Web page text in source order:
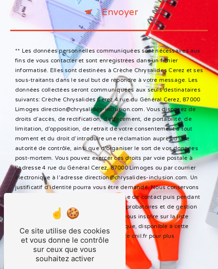
Envoyer
** Les données personnelles communiquées sont nécessaires aux
fins de vous contacter et sont enregistrées dans un fichier
informatisé. Elles sont destinées à Crèche Chrysalides Cerez et ses
sous-traitants dans le seul but de répondre à votre message. Les
données collectées seront communiquées aux seuls destinataires
suivants: Crèche Chrysalides Cerez 4 rue du Général Cerez, 87000
Limoges direction@chrysalides-inclusion.com. Vous disposez de
droits d’accès, de rectification, d’effacement, de portabilité, de
limitation, d’opposition, de retrait de votre consentement à tout
moment et du droit d’introduire une réclamation auprès d’une
autorité de contrôle, ainsi que d’organiser le sort de vos données
post-mortem. Vous pouvez exercer ces droits par voie postale à
l'adresse 4 rue du Général Cerez, 87000 Limoges ou par courrier
électronique à l'adresse direction@chrysalides-inclusion.com. Un
justificatif d'identité pourra vous être demandé. Nous conservons
vos données pendant la période de prise de contact puis pendant
la durée de prescription légale aux fins probatoires et de gestion
des contentieux. Vous avez le droit de vous inscrire sur la liste
d'opposition au démarchage téléphonique, disponible à cette
adresse: Bloctel.gouv.fr
. Consultez le site cnil.fr pour plus
Ce site utilise des cookies
et vous donne le contrôle
sur ceux que vous
souhaitez activer